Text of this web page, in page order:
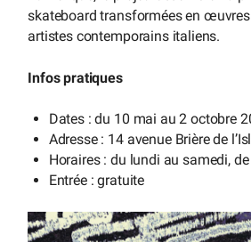
skateboard transformées en œuvres
artistes contemporains italiens.
Infos pratiques
Dates : du 10 mai au 2 octobre
Adresse : 14 avenue Brière de
Horaires : du lundi au samedi,
Entrée : gratuite